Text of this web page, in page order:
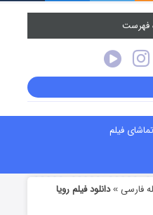
فهرست
فیلم
فارسی »دانلود فیلم رویا